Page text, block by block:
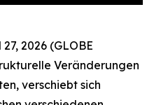
2026 (GLOBE
Veränderungen
verschiebt sich